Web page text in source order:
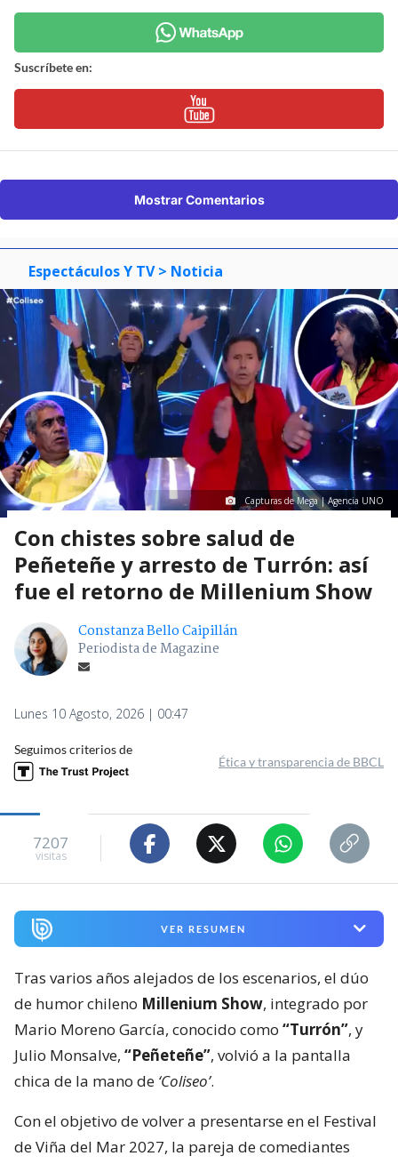
Suscríbete en:
Mostrar Comentarios
Espectáculos Y TV > Noticia
Capturas de Mega | Agencia UNO
Con chistes sobre salud de
Peñeteñe y arresto de Turrón: así
fue el retorno de Millenium Show
Constanza Bello Caipillán
Periodista de Magazine
Lunes 10 Agosto, 2026 | 00:47
Seguimos criterios de
Ética y transparencia de BBCL
7207
visitas
VER RESUMEN
Tras varios años alejados de los escenarios, el dúo
de humor chileno Millenium Show, integrado por
Mario Moreno García, conocido como “Turrón”, y
Julio Monsalve, “Peñeteñe”, volvió a la pantalla
chica de la mano de ‘Coliseo’.
Con el objetivo de volver a presentarse en el Festival
de Viña del Mar 2027, la pareja de comediantes